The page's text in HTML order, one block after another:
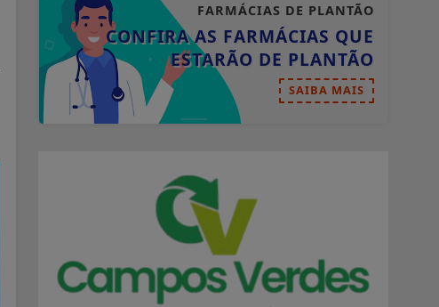
FARMÁCIAS DE PLANTÃO
CONFIRA AS FARMÁCIAS QUE
ESTARÃO DE PLANTÃO
SAIBA MAIS